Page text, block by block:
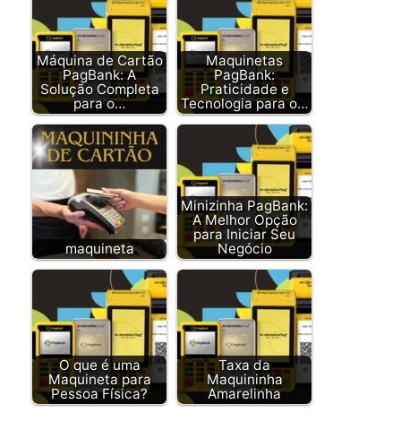
Máquina de Cartão
PagBank: A
Solução Completa
para o…
Maquinetas
PagBank:
Praticidade e
Tecnologia para o…
maquineta
Minizinha PagBank:
A Melhor Opção
para Iniciar Seu
Negócio
O que é uma
Maquineta para
Pessoa Física?
Taxa da
Maquininha
Amarelinha